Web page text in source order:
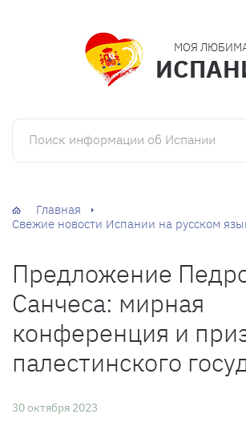
МОЯ
Поиск информации об Испании
Главная
Свежие новости Испании на русском
Предложение
Санчеса: мирная
конференция и
палестинского
30 октября 2023